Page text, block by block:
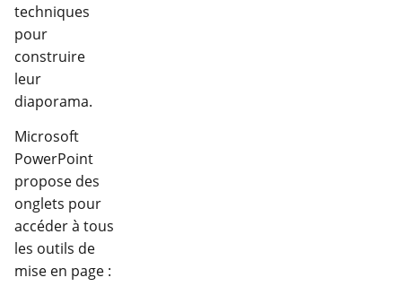
techniques
pour
construire
leur
diaporama.
Microsoft
PowerPoint
propose des
onglets pour
accéder à tous
les outils de
mise en page :